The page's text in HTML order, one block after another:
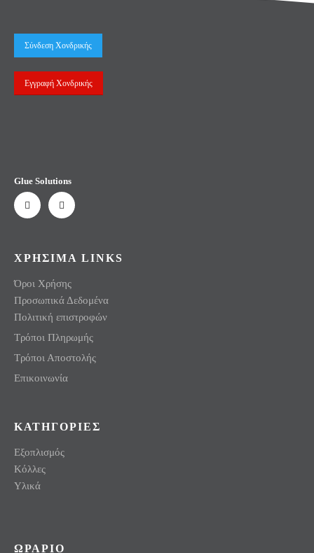
Σύνδεση Χονδρικής
Εγγραφή Χονδρικής
Glue Solutions
ΧΡΗΣΙΜΑ LINKS
Όροι Χρήσης
Προσωπικά Δεδομένα
Πολιτική επιστροφών
Τρόποι Πληρωμής
Τρόποι Αποστολής
Επικοινωνία
ΚΑΤΗΓΟΡΙΕΣ
Εξοπλισμός
Κόλλες
Υλικά
ΩΡΑΡΙΟ